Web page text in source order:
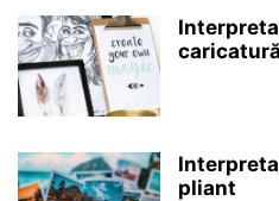
caricatură
pliant